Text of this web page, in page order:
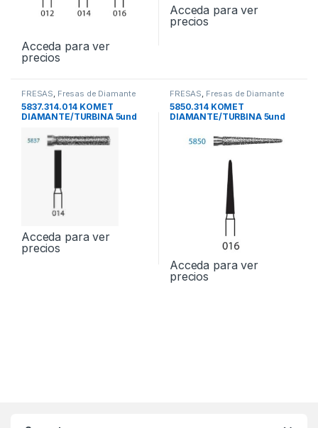
Acceda para ver
precios
Acceda para ver
precios
FRESAS, Fresas de Diamante
5837.314.014 KOMET
DIAMANTE/TURBINA 5und
Acceda para ver
precios
FRESAS, Fresas de Diamante
5850.314 KOMET
DIAMANTE/TURBINA 5und
Acceda para ver
precios